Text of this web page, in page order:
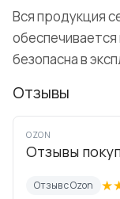
Вся продукция
безопасна в
Отзывы
OZON
Отзывы
Отзыв с Ozon ★